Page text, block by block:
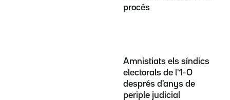
procés
Amnistiats els síndics
electorals de l'1-O
després d'anys de
periple judicial